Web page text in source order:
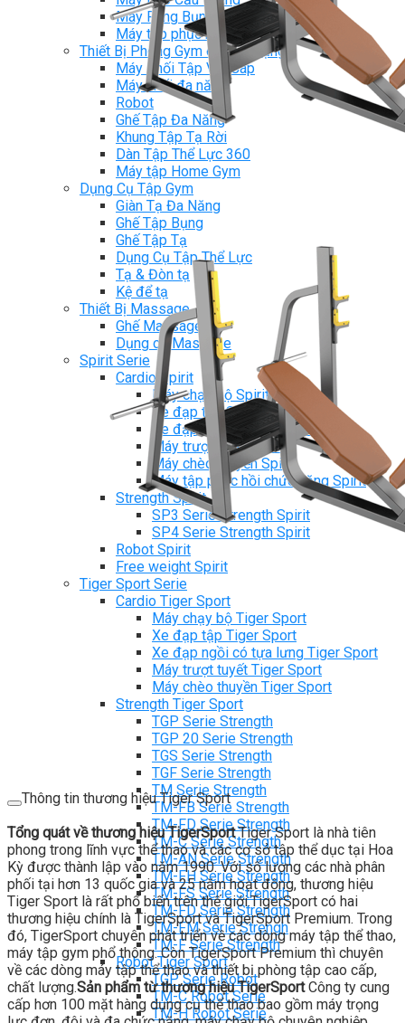
Máy Rung Bụng
Máy tập phục hồi chức năng
Thiết Bị Phòng Gym chuyên dụng
Máy Khối Tập Với Cáp
Máy khối đa năng
Robot
Ghế Tập Đa Năng
Khung Tập Tạ Rời
Dàn Tập Thể Lực 360
Máy tập Home Gym
Dụng Cụ Tập Gym
Giàn Tạ Đa Năng
Ghế Tập Bụng
Ghế Tập Tạ
Dụng Cụ Tập Thể Lực
Tạ & Đòn tạ
Kệ để tạ
Thiết Bị Massage
Ghế Massage
Dụng cụ Massage
Spirit Serie
Cardio Spirit
Máy chạy bộ Spirit
Xe đạp tập Spirit
Xe đạp ngồi có tựa lưng Spirit
Máy trượt tuyết Spirit
Máy chèo thuyền Spirit
Máy tập phục hồi chức năng Spirit
Strength Spirit
SP3 Serie Strength Spirit
SP4 Serie Strength Spirit
Robot Spirit
Free weight Spirit
Tiger Sport Serie
Cardio Tiger Sport
Máy chạy bộ Tiger Sport
Xe đạp tập Tiger Sport
Xe đạp ngồi có tựa lưng Tiger Sport
Máy trượt tuyết Tiger Sport
Máy chèo thuyền Tiger Sport
Strength Tiger Sport
TGP Serie Strength
TGP 20 Serie Strength
TGS Serie Strength
TGF Serie Strength
TM Serie Strength
TM-FB Serie Strength
TM-FD Serie Strength
TM-C Serie Strength
TM-AN Serie Strength
TM-FH Serie Strength
TM-FS Serie Strength
TM-FD Serie Strength
TM-FM Serie Strengh
TM-F Serie Strength
Robot Tiger Sport
TGP Serie Robot
TM-C Robot Serie
TM-H Robot Serie
Thông tin thương hiệu Tiger Sport
Tổng quát về thương hiệu TigerSportTiger Sport là nhà tiên
phong trong lĩnh vực thể thao và các cơ sở tập thể dục tại Hoa
Kỳ được thành lập vào năm 1990. Với số lượng các nhà phân
phối tại hơn 13 quốc gia và 25 năm hoạt động, thương hiệu
Tiger Sport là rất phổ biến trên thế giới.TigerSport có hai
thương hiệu chính là TigerSport và TigerSport Premium. Trong
đó, TigerSport chuyên phát triển về các dòng máy tập thể thao,
máy tập gym phổ thông. Còn TigerSport Premium thì chuyên
về các dòng máy tập thể thao và thiết bị phòng tập cao cấp,
chất lượng.Sản phẩm từ thương hiệu TigerSportCông ty cung
cấp hơn 100 mặt hàng dụng cụ thể thao bao gồm máy trọng